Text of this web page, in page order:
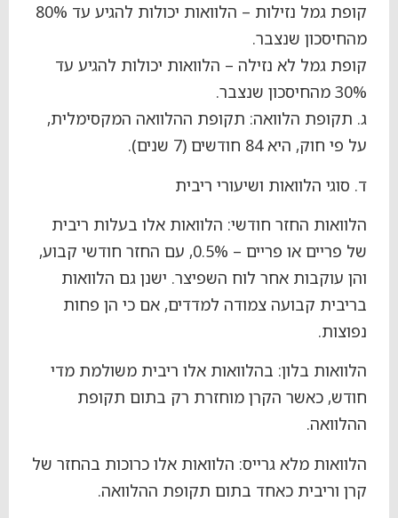
קופת גמל נזילות – הלוואות יכולות להגיע עד 80%
מהחיסכון שנצבר.
קופת גמל לא נזילה – הלוואות יכולות להגיע עד
30% מהחיסכון שנצבר.
ג. תקופת הלוואה: תקופת ההלוואה המקסימלית,
על פי חוק, היא 84 חודשים (7 שנים).
ד. סוגי הלוואות ושיעורי ריבית
הלוואות החזר חודשי: הלוואות אלו בעלות ריבית
של פריים או פריים – 0.5%, עם החזר חודשי קבוע,
והן עוקבות אחר לוח השפיצר. ישנן גם הלוואות
בריבית קבועה צמודה למדדים, אם כי הן פחות
נפוצות.
הלוואות בלון: בהלוואות אלו ריבית משולמת מדי
חודש, כאשר הקרן מוחזרת רק בתום תקופת
ההלוואה.
הלוואות מלא גרייס: הלוואות אלו כרוכות בהחזר של
קרן וריבית כאחד בתום תקופת ההלוואה.